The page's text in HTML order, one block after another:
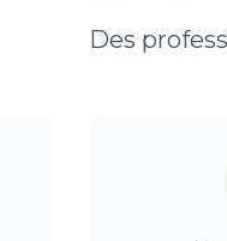
Des